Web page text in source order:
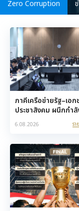
Zero Corruption
ภาคีเครือข่ายรัฐ–เอก
ประชาสังคม ผนึกกำลั
เสวนา “Closed-door
Dialogue: ปิดห้องเ
Data และเทคโนโลยี
เคลื่อนการปฏิรูป ยก
ความโปร่งใสไทยสู่ม
OECD
6.08.2026 รา